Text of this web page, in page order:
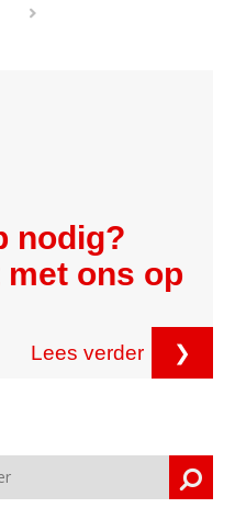
nodig?
ons op
Lees verder ❯